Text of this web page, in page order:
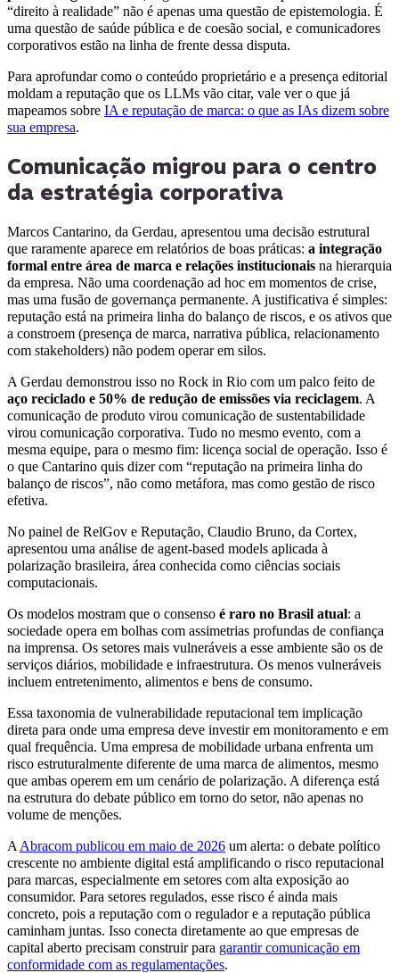
“direito à realidade” não é apenas uma questão de epistemologia. É
uma questão de saúde pública e de coesão social, e comunicadores
corporativos estão na linha de frente dessa disputa.
Para aprofundar como o conteúdo proprietário e a presença editorial
moldam a reputação que os LLMs vão citar, vale ver o que já
mapeamos sobre IA e reputação de marca: o que as IAs dizem sobre
sua empresa.
Comunicação migrou para o centro
da estratégia corporativa
Marcos Cantarino, da Gerdau, apresentou uma decisão estrutural
que raramente aparece em relatórios de boas práticas: a integração
formal entre área de marca e relações institucionais na hierarquia
da empresa. Não uma coordenação ad hoc em momentos de crise,
mas uma fusão de governança permanente. A justificativa é simples:
reputação está na primeira linha do balanço de riscos, e os ativos que
a constroem (presença de marca, narrativa pública, relacionamento
com stakeholders) não podem operar em silos.
A Gerdau demonstrou isso no Rock in Rio com um palco feito de
aço reciclado e 50% de redução de emissões via reciclagem. A
comunicação de produto virou comunicação de sustentabilidade
virou comunicação corporativa. Tudo no mesmo evento, com a
mesma equipe, para o mesmo fim: licença social de operação. Isso é
o que Cantarino quis dizer com “reputação na primeira linha do
balanço de riscos”, não como metáfora, mas como gestão de risco
efetiva.
No painel de RelGov e Reputação, Claudio Bruno, da Cortex,
apresentou uma análise de agent-based models aplicada à
polarização brasileira, área conhecida como ciências sociais
computacionais.
Os modelos mostram que o consenso é raro no Brasil atual: a
sociedade opera em bolhas com assimetrias profundas de confiança
na imprensa. Os setores mais vulneráveis a esse ambiente são os de
serviços diários, mobilidade e infraestrutura. Os menos vulneráveis
incluem entretenimento, alimentos e bens de consumo.
Essa taxonomia de vulnerabilidade reputacional tem implicação
direta para onde uma empresa deve investir em monitoramento e em
qual frequência. Uma empresa de mobilidade urbana enfrenta um
risco estruturalmente diferente de uma marca de alimentos, mesmo
que ambas operem em um cenário de polarização. A diferença está
na estrutura do debate público em torno do setor, não apenas no
volume de menções.
A Abracom publicou em maio de 2026 um alerta: o debate político
crescente no ambiente digital está amplificando o risco reputacional
para marcas, especialmente em setores com alta exposição ao
consumidor. Para setores regulados, esse risco é ainda mais
concreto, pois a reputação com o regulador e a reputação pública
caminham juntas. Isso conecta diretamente ao que empresas de
capital aberto precisam construir para garantir comunicação em
conformidade com as regulamentações.